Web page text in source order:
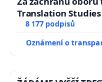
Translation
University
8 177 podpisů
Oznámení o